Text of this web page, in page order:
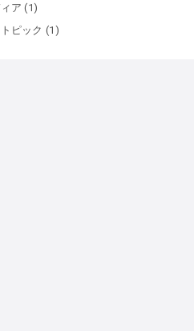
ア (1)
ピック (1)